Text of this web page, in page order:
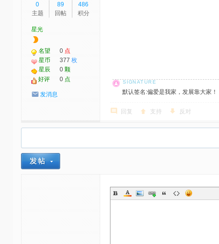
0
主题
89
回帖
486
积分
星光
名望 0 点
星币
377 枚
星辰
0 颗
好评
0 点
发消息 默认签名:偏爱是我家，发展靠大家
回复 支持 反对